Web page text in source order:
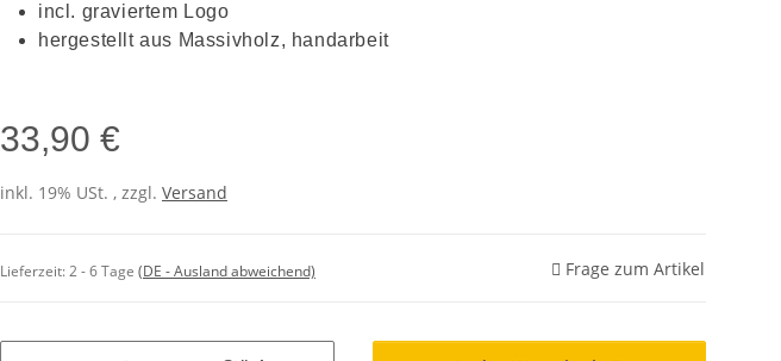
incl. graviertem Logo
hergestellt aus Massivholz, handarbeit
33,90 €
inkl. 19% USt. , zzgl. Versand
Lieferzeit:2 - 6 Tage (DE - Ausland abweichend) Frage zum Artikel